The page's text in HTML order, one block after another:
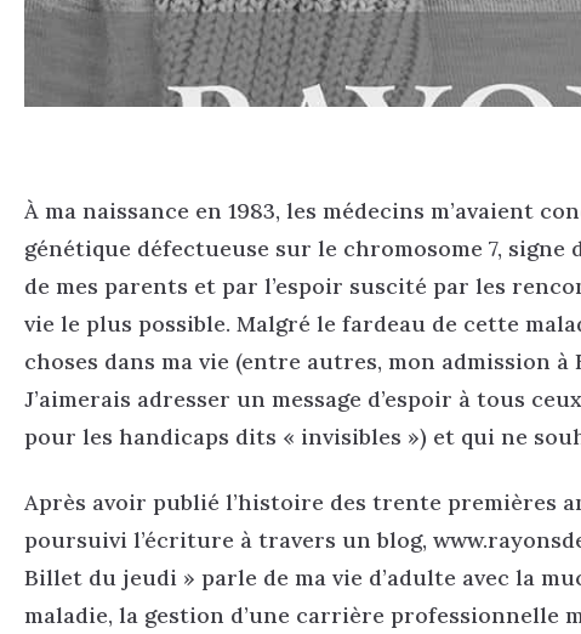
À ma naissance en 1983, les médecins m’avaient
génétique défectueuse sur le chromosome 7, signe
de mes parents et par l’espoir suscité par les
vie le plus possible. Malgré le fardeau de cette
choses dans ma vie (entre autres, mon admission
J’aimerais adresser un message d’espoir à tous
pour les handicaps dits « invisibles ») et qui ne
Après avoir publié l’histoire des trente premières
poursuivi l’écriture à travers un blog,
Billet du jeudi » parle de ma vie d’adulte avec la
maladie, la gestion d’une carrière professionnelle